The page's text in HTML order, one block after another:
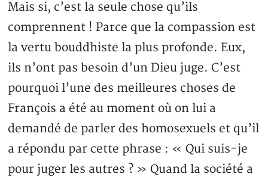
Mais si, c’est la seule chose qu’ils
comprennent ! Parce que la compassion est
la vertu bouddhiste la plus profonde. Eux,
ils n’ont pas besoin d’un Dieu juge. C’est
pourquoi l’une des meilleures choses de
François a été au moment où on lui a
demandé de parler des homosexuels et qu’il
a répondu par cette phrase : « Qui suis-je
pour juger les autres ? » Quand la société a